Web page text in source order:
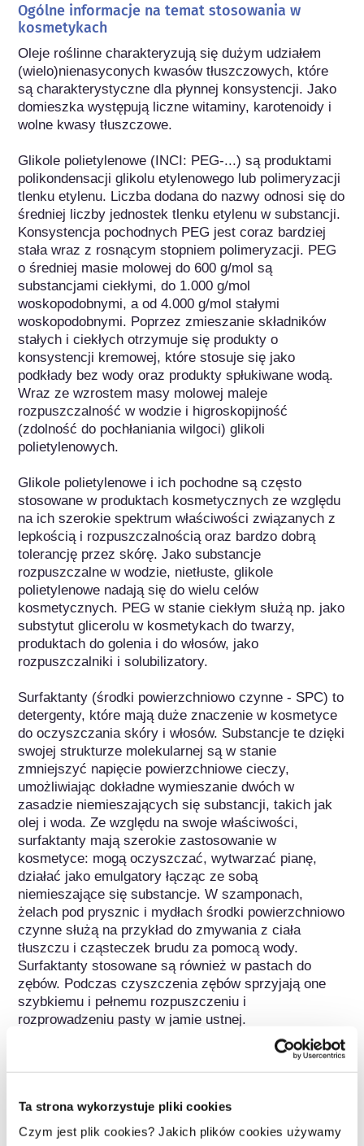
Ta strona wykorzystuje pliki cookies
Czym jest plik cookies? Jakich plików cookies używamy
Ogólne informacje na temat stosowania w
kosmetykach
Oleje roślinne charakteryzują się dużym udziałem
(wielo)nienasyconych kwasów tłuszczowych, które
są charakterystyczne dla płynnej konsystencji. Jako
domieszka występują liczne witaminy, karotenoidy i
wolne kwasy tłuszczowe.
Glikole polietylenowe (INCI: PEG-...) są produktami
polikondensacji glikolu etylenowego lub polimeryzacji
tlenku etylenu. Liczba dodana do nazwy odnosi się do
średniej liczby jednostek tlenku etylenu w substancji.
Konsystencja pochodnych PEG jest coraz bardziej
stała wraz z rosnącym stopniem polimeryzacji. PEG
o średniej masie molowej do 600 g/mol są
substancjami ciekłymi, do 1.000 g/mol
woskopodobnymi, a od 4.000 g/mol stałymi
woskopodobnymi. Poprzez zmieszanie składników
stałych i ciekłych otrzymuje się produkty o
konsystencji kremowej, które stosuje się jako
podkłady bez wody oraz produkty spłukiwane wodą.
Wraz ze wzrostem masy molowej maleje
rozpuszczalność w wodzie i higroskopijność
(zdolność do pochłaniania wilgoci) glikoli
polietylenowych.
Glikole polietylenowe i ich pochodne są często
stosowane w produktach kosmetycznych ze względu
na ich szerokie spektrum właściwości związanych z
lepkością i rozpuszczalnością oraz bardzo dobrą
tolerancję przez skórę. Jako substancje
rozpuszczalne w wodzie, nietłuste, glikole
polietylenowe nadają się do wielu celów
kosmetycznych. PEG w stanie ciekłym służą np. jako
substytut glicerolu w kosmetykach do twarzy,
produktach do golenia i do włosów, jako
rozpuszczalniki i solubilizatory.
Surfaktanty (środki powierzchniowo czynne - SPC) to
detergenty, które mają duże znaczenie w kosmetyce
do oczyszczania skóry i włosów. Substancje te dzięki
swojej strukturze molekularnej są w stanie
zmniejszyć napięcie powierzchniowe cieczy,
umożliwiając dokładne wymieszanie dwóch w
zasadzie niemieszających się substancji, takich jak
olej i woda. Ze względu na swoje właściwości,
surfaktanty mają szerokie zastosowanie w
kosmetyce: mogą oczyszczać, wytwarzać pianę,
działać jako emulgatory łącząc ze sobą
niemieszające się substancje. W szamponach,
żelach pod prysznic i mydłach środki powierzchniowo
czynne służą na przykład do zmywania z ciała
tłuszczu i cząsteczek brudu za pomocą wody.
Surfaktanty stosowane są również w pastach do
zębów. Podczas czyszczenia zębów sprzyjają one
szybkiemu i pełnemu rozpuszczeniu i
rozprowadzeniu pasty w jamie ustnej.
Surfaktanty stosowane w produktach kosmetycznych
są przede wszystkim produkowane syntetycznie na
kombinacjach, aby w równym stopniu i w możliwie
najlepszy sposób spełnić wszystkie oczekiwane